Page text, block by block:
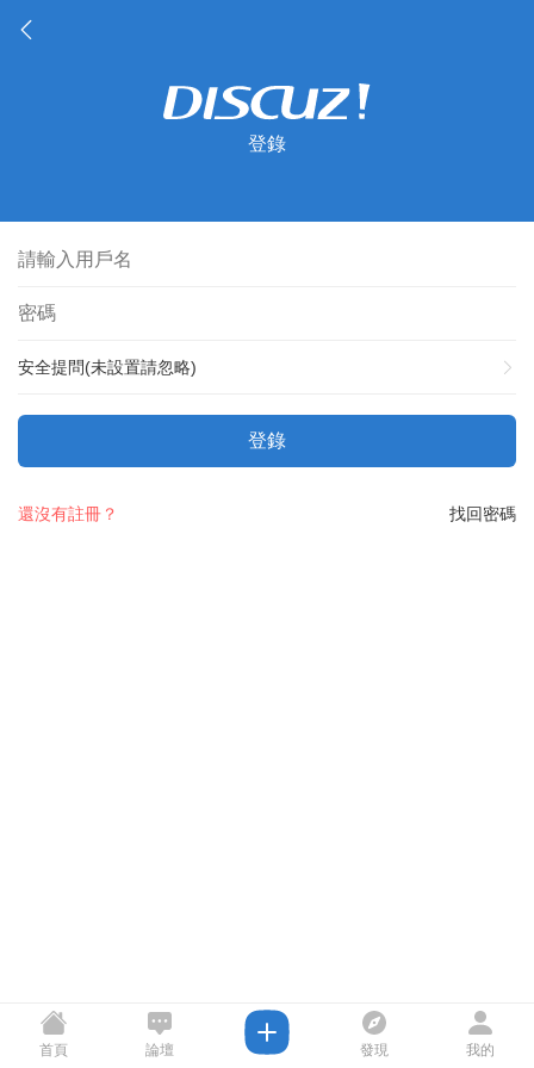
登錄
安全提問(未設置請忽略)
登錄
找回密碼
還沒有註冊？
首頁 論壇 發現 我的